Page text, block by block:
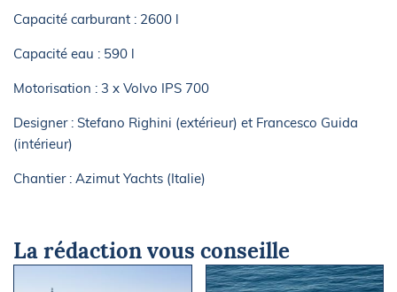
Capacité carburant : 2600 l
Capacité eau : 590 l
Motorisation : 3 x Volvo IPS 700
Designer : Stefano Righini (extérieur) et Francesco Guida
(intérieur)
Chantier : Azimut Yachts (Italie)
La rédaction vous conseille